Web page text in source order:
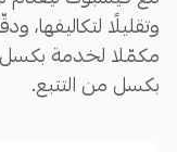
وتقليلًا لتكاليفها،
مكمّلا لخدمة بكسل؛
بكسل من التتبع.